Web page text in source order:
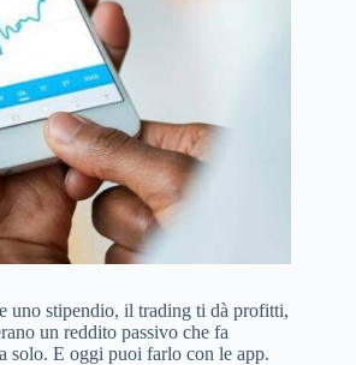
uno stipendio, il trading ti dà profitti,
un reddito passivo che fa
solo. E oggi puoi farlo con le app.